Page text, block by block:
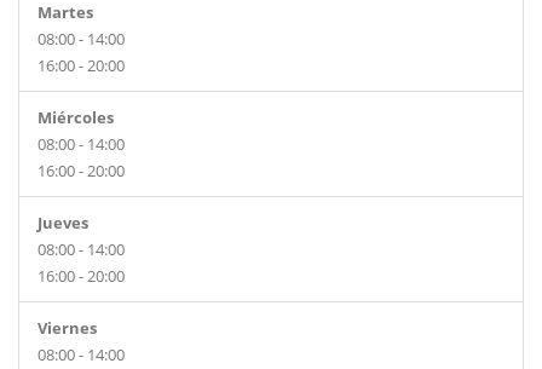
Martes
08:00 - 14:00
16:00 - 20:00
Miércoles
08:00 - 14:00
16:00 - 20:00
Jueves
08:00 - 14:00
16:00 - 20:00
Viernes
08:00 - 14:00